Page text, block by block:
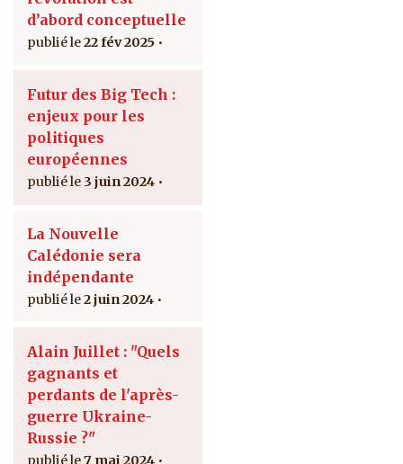
d’abord conceptuelle
22 fév 2025
Futur des Big Tech :
enjeux pour les
politiques
européennes
3 juin 2024
La Nouvelle
Calédonie sera
indépendante
2 juin 2024
Alain Juillet : "Quels
gagnants et
perdants de l'après-
guerre Ukraine-
Russie ?"
7 mai 2024